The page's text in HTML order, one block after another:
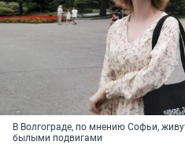
В Волгограде, по мнению Софьи,
былыми подвигами